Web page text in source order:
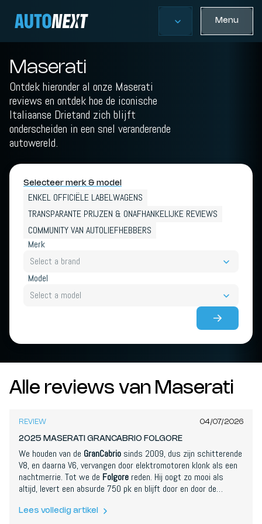
Menu
Maserati
Ontdek hieronder al onze Maserati
reviews en ontdek hoe de iconische
Italiaanse Drietand zich blijft
onderscheiden in een snel veranderende
autowereld.
Selecteer merk & model
ENKEL OFFICIËLE LABELWAGENS
TRANSPARANTE PRIJZEN & ONAFHANKELIJKE REVIEWS
COMMUNITY VAN AUTOLIEFHEBBERS
Merk
Select a brand
Model
Select a model
Alle reviews van Maserati
7,9 10
REVIEW 04/07/2026
2025 MASERATI GRANCABRIO FOLGORE
We houden van de GranCabrio sinds 2009, dus zijn schitterende
V8, en daarna V6, vervangen door elektromotoren klonk als een
nachtmerrie. Tot we de Folgore reden. Hij oogt zo mooi als
altijd, levert een absurde 750 pk en blijft door en door de
actieradius kort voor een GT, en het gewicht vlakt het rijgedrag
Lees volledig artikel
8,2/10